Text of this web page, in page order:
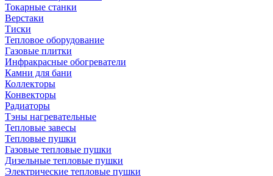
Токарные станки
Верстаки
Тиски
Тепловое оборудование
Газовые плитки
Инфракрасные обогреватели
Камни для бани
Коллекторы
Конвекторы
Радиаторы
Тэны нагревательные
Тепловые завесы
Тепловые пушки
Газовые тепловые пушки
Дизельные тепловые пушки
Электрические тепловые пушки